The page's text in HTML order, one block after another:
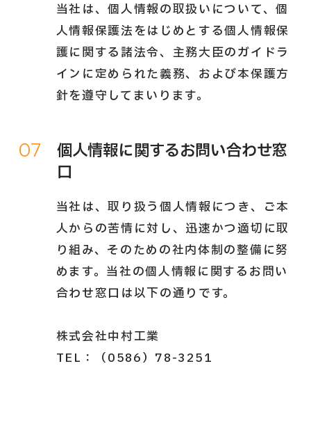
当社は、個人情報の取扱いについて、個
人情報保護法をはじめとする個人情報保
護に関する諸法令、主務大臣のガイドラ
インに定められた義務、および本保護方
針を遵守してまいります。
07
個人情報に関するお問い合わせ窓
口
当社は、取り扱う個人情報につき、ご本
人からの苦情に対し、迅速かつ適切に取
り組み、そのための社内体制の整備に努
めます。当社の個人情報に関するお問い
合わせ窓口は以下の通りです。
株式会社中村工業
TEL：（0586）78-3251